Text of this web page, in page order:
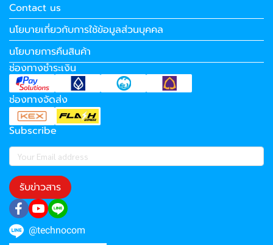
Contact us
นโยบายเกี่ยวกับการใช้ข้อมูลส่วนบุคคล
นโยบายการคืนสินค้า
ช่องทางชำระเงิน
ช่องทางจัดส่ง
Subscribe
รับข่าวสาร
@technocom